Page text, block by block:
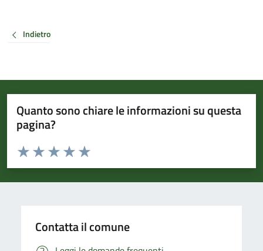
Indietro
Quanto sono chiare le informazioni su questa
pagina?
Valuta da 1 a 5 stelle la pagina
Valuta 5 stelle su 5
Valuta 4 stelle su 5
Valuta 3 stelle su 5
Valuta 2 stelle su 5
Valuta 1 stelle su 5
Contatta il comune